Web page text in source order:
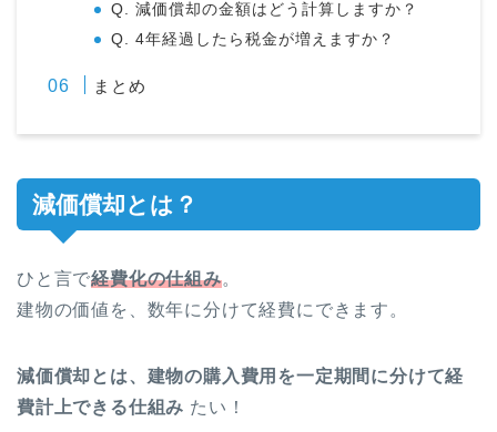
Q. 減価償却の金額はどう計算しますか？
Q. 4年経過したら税金が増えますか？
まとめ
減価償却とは？
ひと言で経費化の仕組み。
建物の価値を、数年に分けて経費にできます。
減価償却とは、建物の購入費用を一定期間に分けて経
費計上できる仕組み たい！